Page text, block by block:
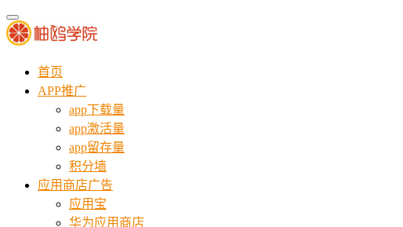
首页
APP推广
app下载量
app激活量
app留存量
积分墙
应用商店广告
应用宝
华为应用商店